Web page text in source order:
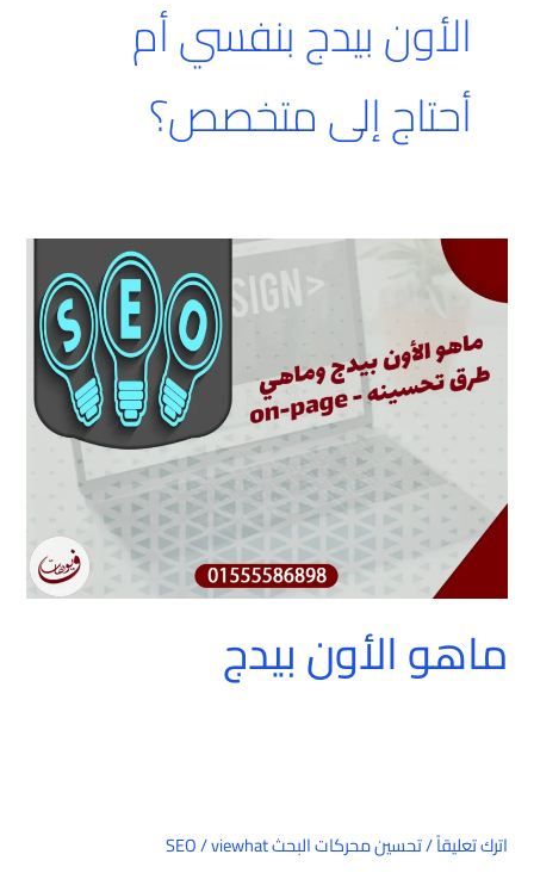
الأون بيدج بنفسي أم
أحتاج إلى متخصص؟
ماهو الأون بيدج
اترك تعليقاً/تحسين محركات البحث SEO /viewhat
الأون